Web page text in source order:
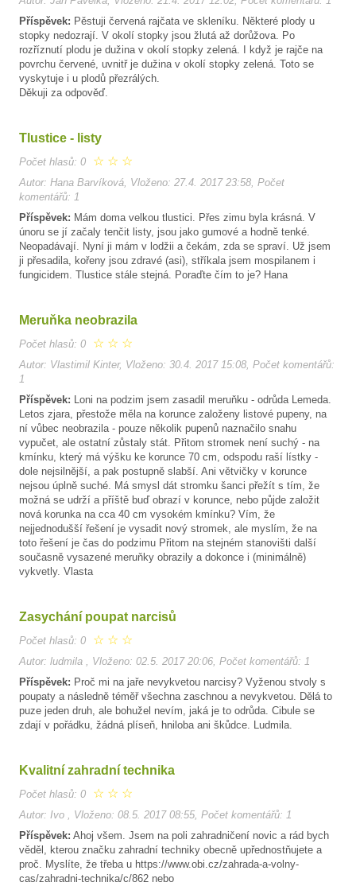
Příspěvek: Pěstuji červená rajčata ve skleníku. Některé plody u
stopky nedozrají. V okolí stopky jsou žlutá až dorůžova. Po
rozříznutí plodu je dužina v okolí stopky zelená. I když je rajče na
povrchu červené, uvnitř je dužina v okolí stopky zelená. Toto se
vyskytuje i u plodů přezrálých.
Děkuji za odpověď.
Tlustice - listy
Počet hlasů: 0 ☆ ☆ ☆
Autor: Hana Barvíková, Vloženo: 27.4. 2017 23:58, Počet
komentářů: 1
Příspěvek: Mám doma velkou tlustici. Přes zimu byla krásná. V
únoru se jí začaly tenčit listy, jsou jako gumové a hodně tenké.
Neopadávají. Nyní ji mám v lodžii a čekám, zda se spraví. Už jsem
ji přesadila, kořeny jsou zdravé (asi), stříkala jsem mospilanem i
fungicidem. Tlustice stále stejná. Poraďte čím to je? Hana
Meruňka neobrazila
Počet hlasů: 0 ☆ ☆ ☆
Autor: Vlastimil Kinter, Vloženo: 30.4. 2017 15:08, Počet komentářů:
1
Příspěvek: Loni na podzim jsem zasadil meruňku - odrůda Lemeda.
Letos zjara, přestože měla na korunce založeny listové pupeny, na
ní vůbec neobrazila - pouze několik pupenů naznačilo snahu
vypučet, ale ostatní zůstaly stát. Přitom stromek není suchý - na
kmínku, který má výšku ke korunce 70 cm, odspodu raší lístky -
dole nejsilnější, a pak postupně slabší. Ani větvičky v korunce
nejsou úplně suché. Má smysl dát stromku šanci přežít s tím, že
možná se udrží a příště buď obrazí v korunce, nebo půjde založit
nová korunka na cca 40 cm vysokém kmínku? Vím, že
nejjednodušší řešení je vysadit nový stromek, ale myslím, že na
toto řešení je čas do podzimu Přitom na stejném stanovišti další
současně vysazené meruňky obrazily a dokonce i (minimálně)
vykvetly. Vlasta
Zasychání poupat narcisů
Počet hlasů: 0 ☆ ☆ ☆
Autor: ludmila , Vloženo: 02.5. 2017 20:06, Počet komentářů: 1
Příspěvek: Proč mi na jaře nevykvetou narcisy? Vyženou stvoly s
poupaty a následně téměř všechna zaschnou a nevykvetou. Dělá to
puze jeden druh, ale bohužel nevím, jaká je to odrůda. Cibule se
zdají v pořádku, žádná plíseň, hniloba ani škůdce. Ludmila.
Kvalitní zahradní technika
Počet hlasů: 0 ☆ ☆ ☆
Autor: Ivo , Vloženo: 08.5. 2017 08:55, Počet komentářů: 1
Příspěvek: Ahoj všem. Jsem na poli zahradničení novic a rád bych
věděl, kterou značku zahradní techniky obecně upřednostňujete a
proč. Myslíte, že třeba u https://www.obi.cz/zahrada-a-volny-
cas/zahradni-technika/c/862 nebo